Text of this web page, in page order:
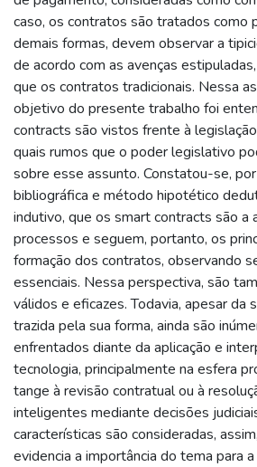
caso, os contratos são tratados como
demais formas, devem observar a
de acordo com as avenças
que os contratos tradicionais. Nessa
objetivo do presente trabalho foi
contracts são vistos frente à
quais rumos que o poder legislativo
sobre esse assunto. Constatou-se,
bibliográfica e método hipotético
indutivo, que os smart contracts são a
processos e seguem, portanto, os
formação dos contratos, observando
essenciais. Nessa perspectiva, são
válidos e eficazes. Todavia, apesar da
trazida pela sua forma, ainda são
enfrentados diante da aplicação e
tecnologia, principalmente na esfera
tange à revisão contratual ou à
inteligentes mediante decisões
características são consideradas,
evidencia a importância do tema para a